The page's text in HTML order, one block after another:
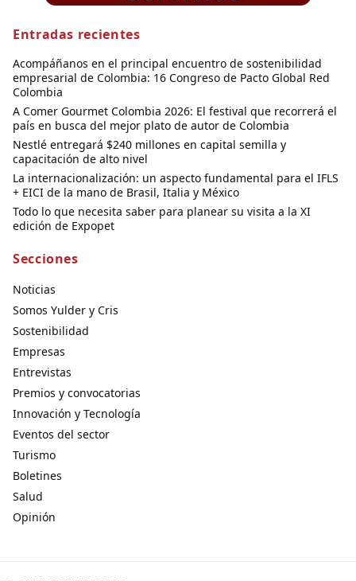
Entradas recientes
Acompáñanos en el principal encuentro de sostenibilidad
empresarial de Colombia: 16 Congreso de Pacto Global Red
Colombia
A Comer Gourmet Colombia 2026: El festival que recorrerá el
país en busca del mejor plato de autor de Colombia
Nestlé entregará $240 millones en capital semilla y
capacitación de alto nivel
La internacionalización: un aspecto fundamental para el IFLS
+ EICI de la mano de Brasil, Italia y México
Todo lo que necesita saber para planear su visita a la XI
edición de Expopet
Secciones
Noticias
Somos Yulder y Cris
Sostenibilidad
Empresas
Entrevistas
Premios y convocatorias
Innovación y Tecnología
Eventos del sector
Turismo
Boletines
Salud
Opinión